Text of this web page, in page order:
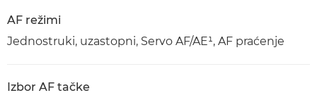
AF režimi
Jednostruki, uzastopni, Servo AF/AE¹, AF praćenje
Izbor AF tačke